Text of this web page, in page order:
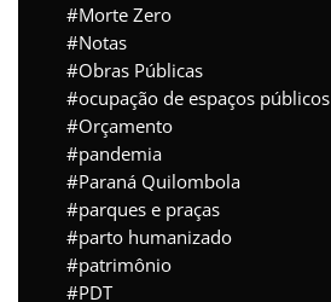
Morte Zero
Notas
Obras Públicas
ocupação de espaços públicos
Orçamento
pandemia
Paraná Quilombola
parques e praças
parto humanizado
patrimônio
PDT